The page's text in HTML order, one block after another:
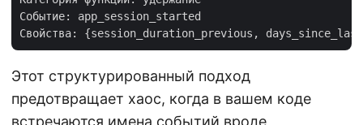
Событие: app_session_started
Этот структурированный подход
предотвращает хаос, когда в вашем коде